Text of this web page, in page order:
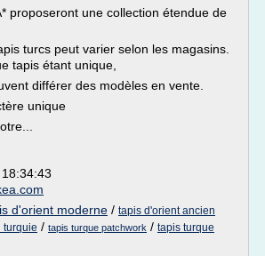
proposeront une collection étendue de
turcs peut varier selon les magasins.
tapis étant unique,
différer des modèles en vente.
unique
d'orient moderne / tapis d'orient ancien
turquie / tapis turque patchwork / tapis turque